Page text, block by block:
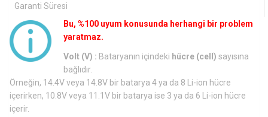
Garanti Süresi
Bu, %100 uyum konusunda herhangi bir problem
yaratmaz.
Volt (V) : Bataryanın içindeki hücre (cell) sayısına
bağlıdır.
Örneğin, 14.4V veya 14.8V bir batarya 4 ya da 8 Li-ion hücre
içerirken, 10.8V veya 11.1V bir batarya ise 3 ya da 6 Li-ion hücre
içerir.